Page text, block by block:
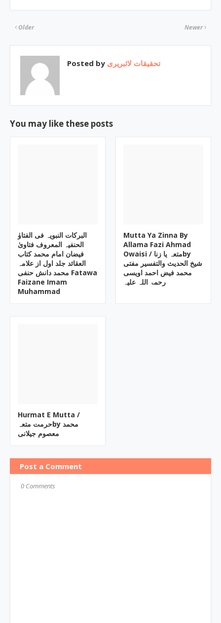
Newer
Older
Posted by تحقیقات لائبریری
You may like these posts
البرکات النبویہ فی الفتاوٰ
الحنفیہ المعروف فتاویٰ
فیضان امام محمد کتاب
العقائد جلد اول از علامہ
محمد دانش حنفی Fatawa
Faizane Imam
Muhammad
Mutta Ya Zinna By
Allama Fazi Ahmad
Owaisi ‎/ متعہ یا زناby
محمد فیض احمد اویسی
رحمۃ اللہ علیہ
Hurmat E Mutta ‎/
حرمت متعہby ‎محمد
معصوم جیلانی
Post a Comment
0 Comments